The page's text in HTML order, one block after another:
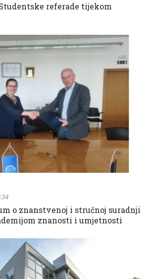
referade tijekom
o znanstvenoj i stručnoj suradnji
znanosti i umjetnosti